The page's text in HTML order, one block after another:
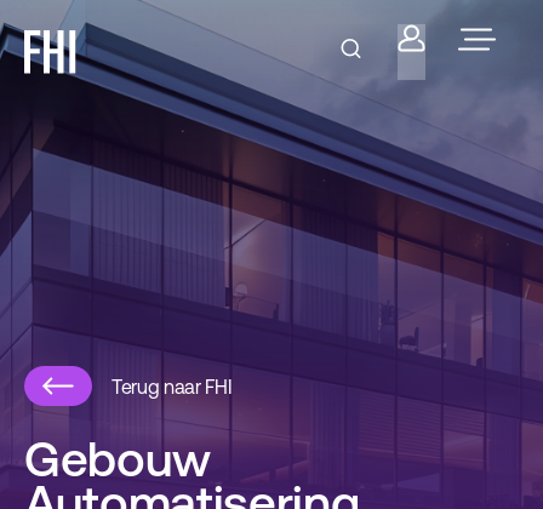
Terug naar FHI
Gebouw